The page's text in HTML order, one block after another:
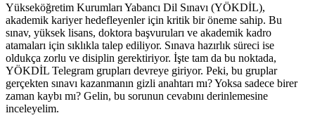
Yükseköğretim Kurumları Yabancı Dil Sınavı (YÖKDİL),
akademik kariyer hedefleyenler için kritik bir öneme sahip. Bu
sınav, yüksek lisans, doktora başvuruları ve akademik kadro
atamaları için sıklıkla talep ediliyor. Sınava hazırlık süreci ise
oldukça zorlu ve disiplin gerektiriyor. İşte tam da bu noktada,
YÖKDİL Telegram grupları devreye giriyor. Peki, bu gruplar
gerçekten sınavı kazanmanın gizli anahtarı mı? Yoksa sadece birer
zaman kaybı mı? Gelin, bu sorunun cevabını derinlemesine
inceleyelim.